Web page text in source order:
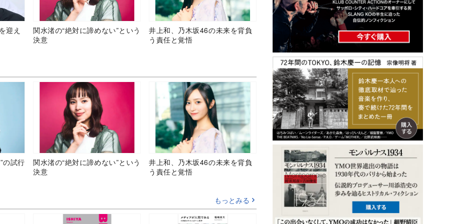
迎え
関水渚の“絶対に諦めない”という
決意
井上和、乃木坂46の未来を背負
う責任と覚悟
の試行
関水渚の“絶対に諦めない”という
決意
井上和、乃木坂46の未来を背負
う責任と覚悟
もっとみる